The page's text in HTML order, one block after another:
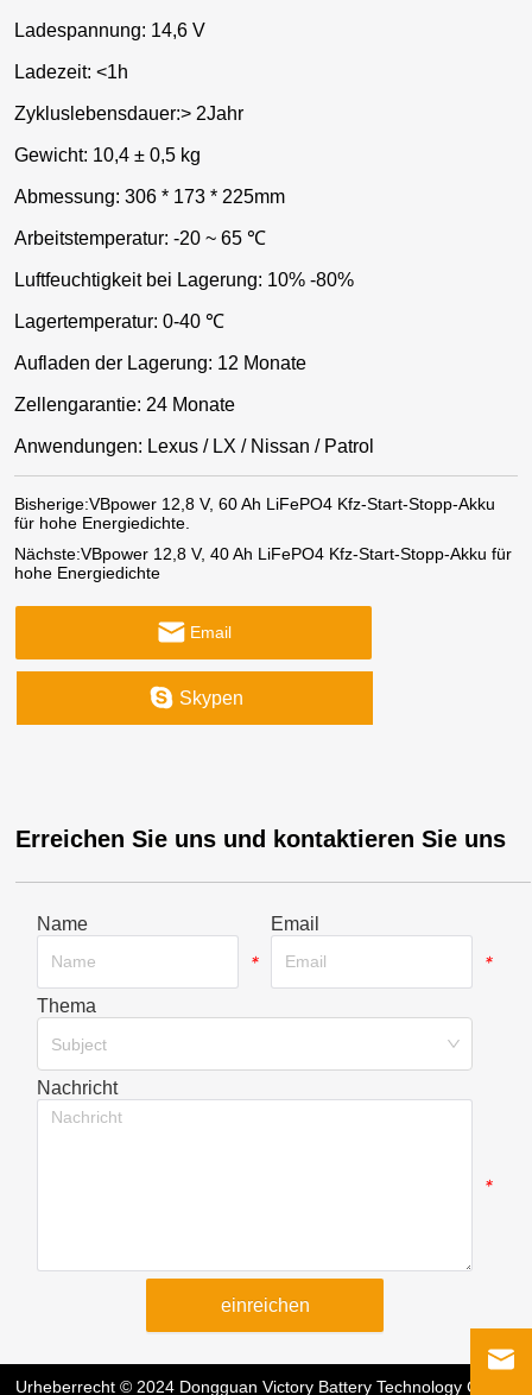
Ladespannung: 14,6 V
Ladezeit: <1h
Zykluslebensdauer:> 2Jahr
Gewicht: 10,4 ± 0,5 kg
Abmessung: 306 * 173 * 225mm
Arbeitstemperatur: -20 ~ 65 ℃
Luftfeuchtigkeit bei Lagerung: 10% -80%
Lagertemperatur: 0-40 ℃
Aufladen der Lagerung: 12 Monate
Zellengarantie: 24 Monate
Anwendungen: Lexus / LX / Nissan / Patrol
Bisherige:VBpower 12,8 V, 60 Ah LiFePO4 Kfz-Start-Stopp-Akku
für hohe Energiedichte.
Nächste:VBpower 12,8 V, 40 Ah LiFePO4 Kfz-Start-Stopp-Akku für
hohe Energiedichte
Email
Skypen
Erreichen Sie uns und kontaktieren Sie uns
Name
*
Email
*
Thema
Subject
Nachricht
*
einreichen
Urheberrecht © 2024 Dongguan Victory Battery Technology Co.,